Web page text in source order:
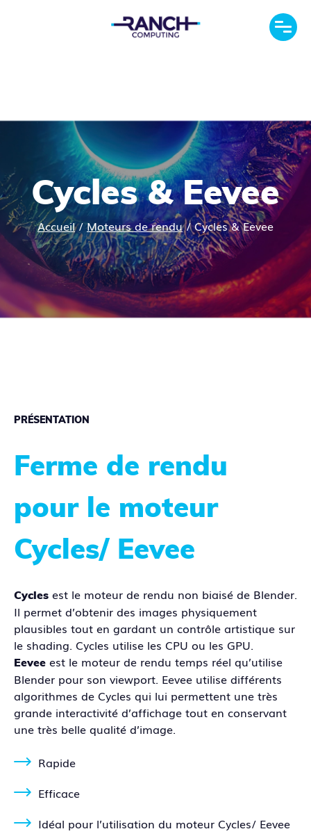
Cycles & Eevee
Accueil/Moteurs de rendu/Cycles & Eevee
PRÉSENTATION
Ferme de rendu
pour le moteur
Cycles/ Eevee
Cycles est le moteur de rendu non biaisé de Blender.
Il permet d’obtenir des images physiquement
plausibles tout en gardant un contrôle artistique sur
le shading. Cycles utilise les CPU ou les GPU.
Eevee est le moteur de rendu temps réel qu’utilise
Blender pour son viewport. Eevee utilise différents
algorithmes de Cycles qui lui permettent une très
grande interactivité d’affichage tout en conservant
une très belle qualité d’image.
Rapide
Efficace
Idéal pour l’utilisation du moteur Cycles/ Eevee